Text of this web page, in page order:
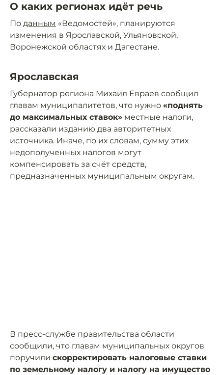
О каких регионах идёт речь
По данным «Ведомостей», планируются
изменения в Ярославской, Ульяновской,
Воронежской областях и Дагестане.
Ярославская
Губернатор региона Михаил Евраев сообщил
главам муниципалитетов, что нужно «поднять
до максимальных ставок» местные налоги,
рассказали изданию два авторитетных
источника. Иначе, по их словам, сумму этих
недополученных налогов могут
компенсировать за счёт средств,
предназначенных муниципальным округам.
В пресс-службе правительства области
сообщили, что главам муниципальных округов
поручили скорректировать налоговые ставки
по земельному налогу и налогу на имущество